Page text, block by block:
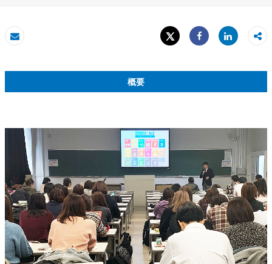
Eメール
Tweet
Share
Share
概要